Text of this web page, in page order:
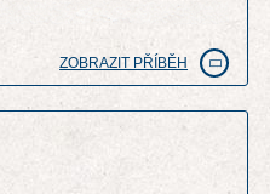
ZOBRAZIT PŘÍBĚH